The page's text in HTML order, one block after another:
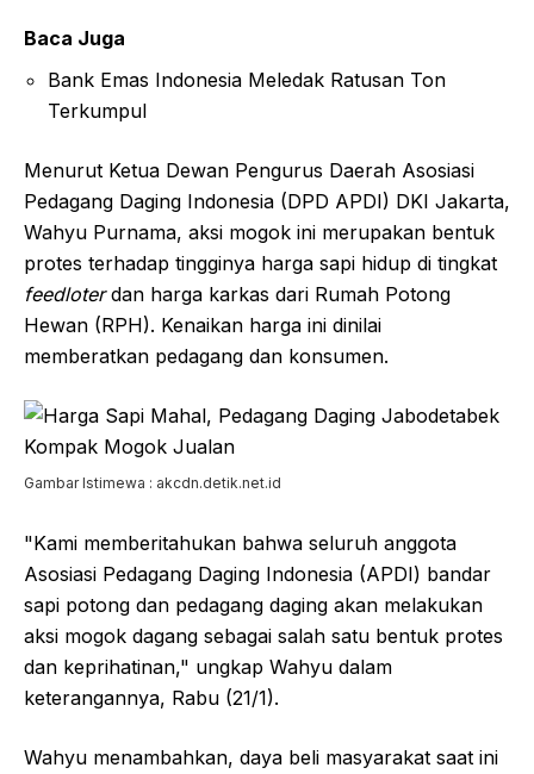
Baca Juga
Bank Emas Indonesia Meledak Ratusan Ton
Terkumpul
Menurut Ketua Dewan Pengurus Daerah Asosiasi
Pedagang Daging Indonesia (DPD APDI) DKI Jakarta,
Wahyu Purnama, aksi mogok ini merupakan bentuk
protes terhadap tingginya harga sapi hidup di tingkat
feedloterdan harga karkas dari Rumah Potong
Hewan (RPH). Kenaikan harga ini dinilai
memberatkan pedagang dan konsumen.
Gambar Istimewa : akcdn.detik.net.id
"Kami memberitahukan bahwa seluruh anggota
Asosiasi Pedagang Daging Indonesia (APDI) bandar
sapi potong dan pedagang daging akan melakukan
aksi mogok dagang sebagai salah satu bentuk protes
dan keprihatinan," ungkap Wahyu dalam
keterangannya, Rabu (21/1).
Wahyu menambahkan, daya beli masyarakat saat ini